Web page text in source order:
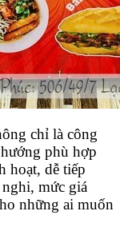
chỉ là công
phù hợp
hoạt, dễ tiếp
mức giá
những ai muốn